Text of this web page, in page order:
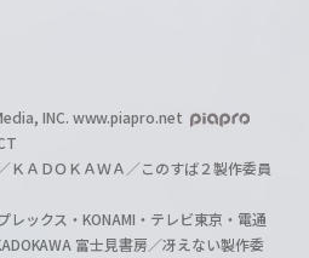
INC. www.piapro.net
ＡＤＯＫＡＷＡ／このすば２製作委員
ックス・KONAMI・テレビ東京・電通
富士見書房／冴えない製作委